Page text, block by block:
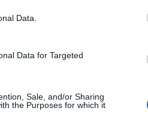
Data.
Data for Targeted
Sale, and/or Sharing
the Purposes for which it